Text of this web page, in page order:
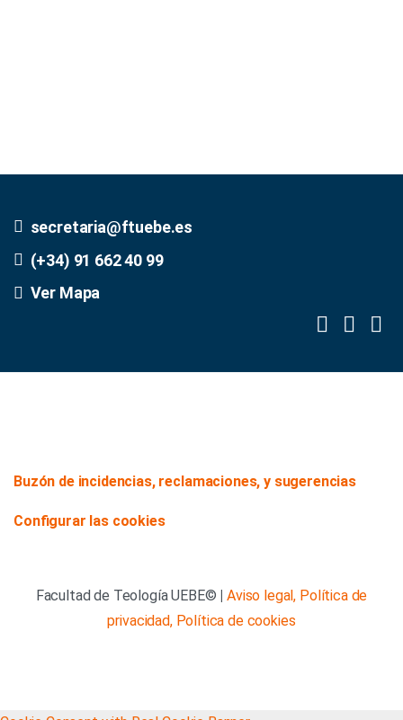
secretaria@ftuebe.es
(+34) 91 662 40 99
Ver Mapa
Buzón de incidencias, reclamaciones, y sugerencias
Configurar las cookies
Facultad de Teología UEBE© |Aviso legal, Política de
privacidad, Política de cookies